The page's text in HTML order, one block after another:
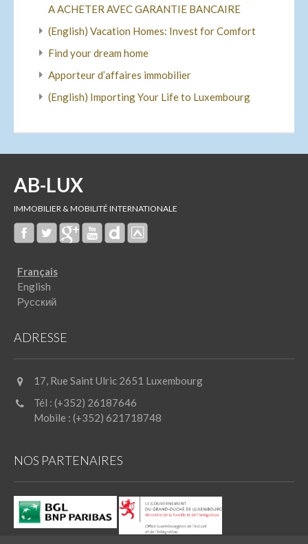
A ACHETER AVEC GARANTIE BANCAIRE
(English) Vacation Homes: Invest for Comfort
Find your dream home
Apporteur d’affaires immobilier
(English) Importing Your Life to Luxembourg
AB-LUX
IMMOBILIER & MOBILITÉ INTERNATIONALE
Français
English
Русский
ADRESSE
17, Rue Saint Ulric 2651 Luxembourg
Tél : (+352) 26187646
Mobile : (+352) 621718748
NOS PARTENAIRES